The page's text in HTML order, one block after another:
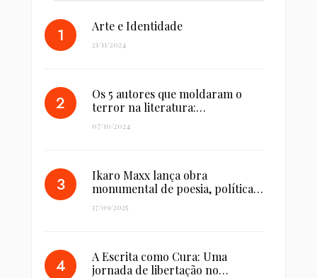
Arte e Identidade
21/11/2024
Os 5 autores que moldaram o
terror na literatura:…
07/10/2024
Ikaro Maxx lança obra
monumental de poesia, política…
17/09/2025
A Escrita como Cura: Uma
jornada de libertação no…